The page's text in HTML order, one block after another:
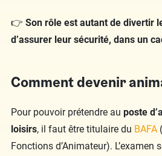
👉 Son rôle est autant de divertir
d’assurer leur sécurité, dans un
Comment devenir
Pour pouvoir prétendre au poste
loisirs, il faut être titulaire du BAFA
Fonctions d’Animateur). L’examen